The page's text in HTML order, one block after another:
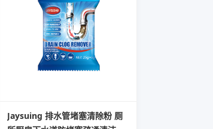
Jaysuing 排水管堵塞清除粉 厕